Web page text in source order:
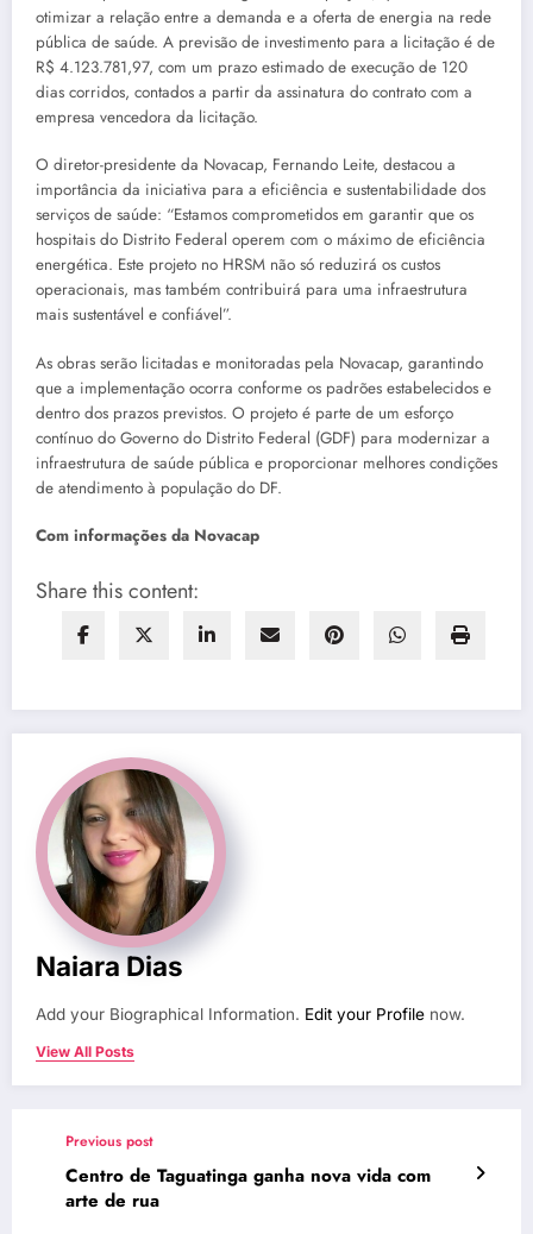
otimizar a relação entre a demanda e a oferta de energia na rede
pública de saúde. A previsão de investimento para a licitação é de
R$ 4.123.781,97, com um prazo estimado de execução de 120
dias corridos, contados a partir da assinatura do contrato com a
empresa vencedora da licitação.
O diretor-presidente da Novacap, Fernando Leite, destacou a
importância da iniciativa para a eficiência e sustentabilidade dos
serviços de saúde: “Estamos comprometidos em garantir que os
hospitais do Distrito Federal operem com o máximo de eficiência
energética. Este projeto no HRSM não só reduzirá os custos
operacionais, mas também contribuirá para uma infraestrutura
mais sustentável e confiável”.
As obras serão licitadas e monitoradas pela Novacap, garantindo
que a implementação ocorra conforme os padrões estabelecidos e
dentro dos prazos previstos. O projeto é parte de um esforço
contínuo do Governo do Distrito Federal (GDF) para modernizar a
infraestrutura de saúde pública e proporcionar melhores condições
de atendimento à população do DF.
Com informações da Novacap
Share this content:
Naiara Dias
Add your Biographical Information. Edit your Profile now.
View All Posts
Previous post
Centro de Taguatinga ganha nova vida com
arte de rua